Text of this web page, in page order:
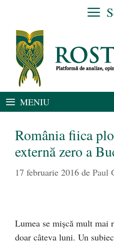
conținut
MENIU
România fiica
externă zero a
17 februarie 2016 de Paul
Lumea se mişcă mult mai
doar câteva luni. Un